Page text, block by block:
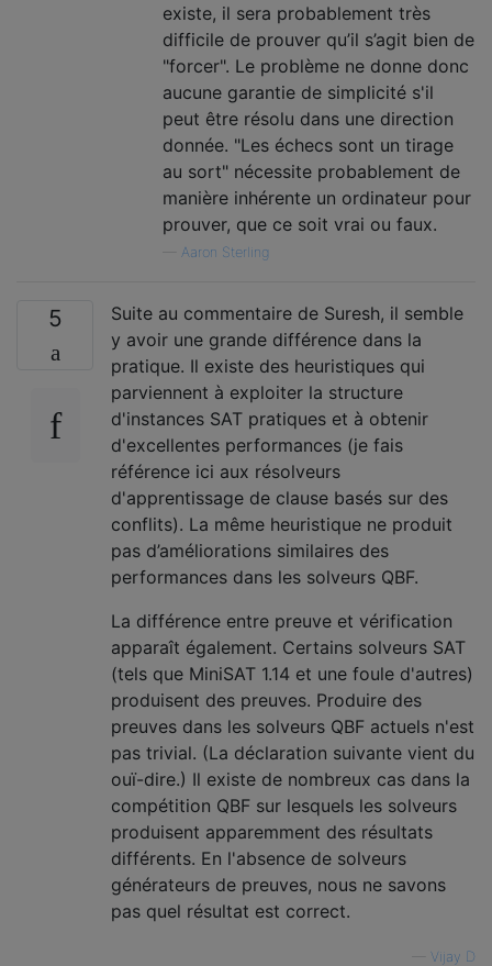
existe, il sera probablement très
difficile de prouver qu’il s’agit bien de
"forcer". Le problème ne donne donc
aucune garantie de simplicité s'il
peut être résolu dans une direction
donnée. "Les échecs sont un tirage
au sort" nécessite probablement de
manière inhérente un ordinateur pour
prouver, que ce soit vrai ou faux.
Aaron Sterling
5
Suite au commentaire de Suresh, il semble
y avoir une grande différence dans la
pratique. Il existe des heuristiques qui
parviennent à exploiter la structure
d'instances SAT pratiques et à obtenir
d'excellentes performances (je fais
référence ici aux résolveurs
d'apprentissage de clause basés sur des
conflits). La même heuristique ne produit
pas d’améliorations similaires des
performances dans les solveurs QBF.
La différence entre preuve et vérification
apparaît également. Certains solveurs SAT
(tels que MiniSAT 1.14 et une foule d'autres)
produisent des preuves. Produire des
preuves dans les solveurs QBF actuels n'est
pas trivial. (La déclaration suivante vient du
ouï-dire.) Il existe de nombreux cas dans la
compétition QBF sur lesquels les solveurs
produisent apparemment des résultats
différents. En l'absence de solveurs
générateurs de preuves, nous ne savons
pas quel résultat est correct.
Vijay D